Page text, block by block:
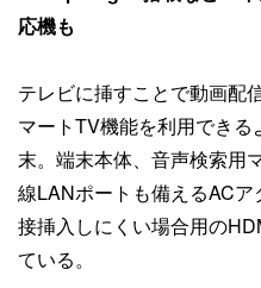
応機も
テレビに挿すことで動画配
マートTV機能を利用でき
末。端末本体、音声検索用
線LANポートも備えるAC
接挿入しにくい場合用の
ている。